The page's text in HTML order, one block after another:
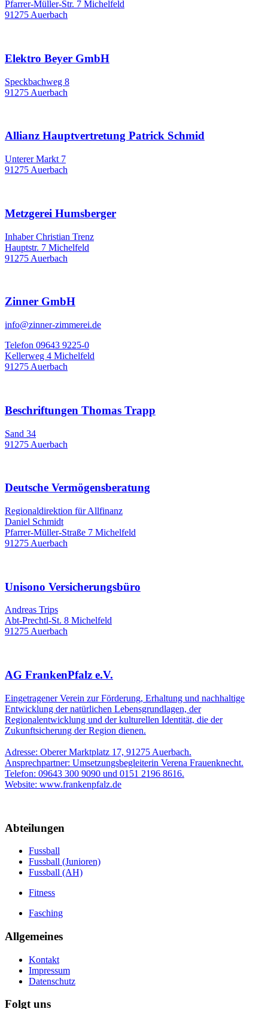
Pfarrer-Müller-Str. 7 Michelfeld
91275 Auerbach
Elektro Beyer GmbH
Speckbachweg 8
91275 Auerbach
Allianz Hauptvertretung Patrick Schmid
Unterer Markt 7
91275 Auerbach
Metzgerei Humsberger
Inhaber Christian Trenz
Hauptstr. 7 Michelfeld
91275 Auerbach
Zinner GmbH
info@zinner-zimmerei.de
Telefon 09643 9225-0
Kellerweg 4 Michelfeld
91275 Auerbach
Beschriftungen Thomas Trapp
Sand 34
91275 Auerbach
Deutsche Vermögensberatung
Regionaldirektion für Allfinanz
Daniel Schmidt
Pfarrer-Müller-Straße 7 Michelfeld
91275 Auerbach
Unisono Versicherungsbüro
Andreas Trips
Abt-Prechtl-St. 8 Michelfeld
91275 Auerbach
AG FrankenPfalz e.V.
Eingetragener Verein zur Förderung, Erhaltung und nachhaltige
Entwicklung der natürlichen Lebensgrundlagen, der
Regionalentwicklung und der kulturellen Identität, die der
Zukunftsicherung der Region dienen.
Adresse: Oberer Marktplatz 17, 91275 Auerbach.
Ansprechpartner: Umsetzungsbegleiterin Verena Frauenknecht.
Telefon: 09643 300 9090 und 0151 2196 8616.
Website: www.frankenpfalz.de
Abteilungen
Fussball
Fussball (Junioren)
Fussball (AH)
Fitness
Fasching
Allgemeines
Kontakt
Impressum
Datenschutz
Folgt uns